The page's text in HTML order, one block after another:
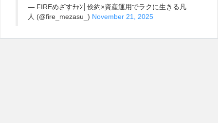
— FIREめざすﾁｬﾝ│倹約×資産運用でラクに生きる凡
人 (@fire_mezasu_) November 21, 2025